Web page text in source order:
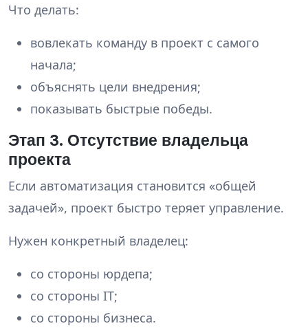
Что делать:
вовлекать команду в проект с самого
начала;
объяснять цели внедрения;
показывать быстрые победы.
Этап 3. Отсутствие владельца
проекта
Если автоматизация становится «общей
задачей», проект быстро теряет управление.
Нужен конкретный владелец:
со стороны юрдепа;
со стороны IT;
со стороны бизнеса.